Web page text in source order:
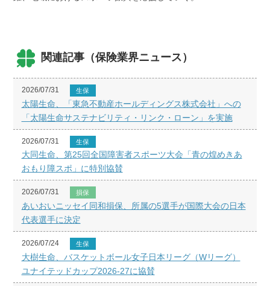
関連記事（保険業界ニュース）
2026/07/31 生保
太陽生命、「東急不動産ホールディングス株式会社」への
「太陽生命サステナビリティ・リンク・ローン」を実施
2026/07/31 生保
大同生命、第25回全国障害者スポーツ大会「青の煌めきあ
おもり障スポ」に特別協賛
2026/07/31 損保
あいおいニッセイ同和損保、所属の5選手が国際大会の日本
代表選手に決定
2026/07/24 生保
大樹生命、バスケットボール女子日本リーグ（Wリーグ）
ユナイテッドカップ2026-27に協賛